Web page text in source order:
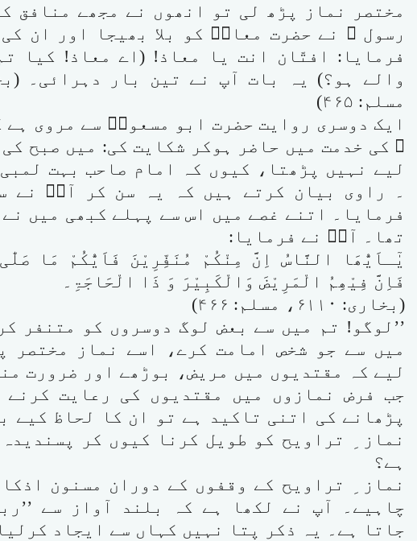
مختصر نماز پڑھ لی تو انھوں نے مجھے منافق
رسول ﷺ نے حضرت معاذؓ کو بلا بھیجا اور ان
فرمایا: افتّان انت یا معاذ! (اے معاذ! کیا
مسلم: ۴۶۵)
ایک دوسری روایت حضرت ابو مسعودؓ سے مروی ہے
ﷺ کی خدمت میں حاضر ہوکر شکایت کی: میں صبح
لیے نہیں پڑھتا، کیوں کہ امام صاحب بہت
۔ راوی بیان کرتے ہیں کہ یہ سن کر آپؐ نے
فرمایا۔ اتنے غصے میں اس سے پہلے کبھی میں
تھا۔ آپؐ نے فرمایا:
یٰٓـاَیُّھَا النَّاسُ اِنَّ مِنْکُمْ مُنَفِّرِیْنَ فَاَیُّکُمْ مَا
فَاِنَّ فِیْھِمُ الْمَرِیْضَ وَالْکَبِیْرَ وَ ذَا الْحَاجَۃِ۔
(بخاری: ۶۱۱۰، مسلم: ۴۶۶)
’’لوگو! تم میں سے بعض لوگ دوسروں کو متنفر
میں سے جو شخص امامت کرے، اسے نماز مختصر
لیے کہ مقتدیوں میں مریض، بوڑھے اور ضرورت
جب فرض نمازوں میں مقتدیوں کی رعایت کرنے
پڑھانے کی اتنی تاکید ہے تو ان کا لحاظ کیے
نماز ِ تراویح کو طویل کرنا کیوں کر
ہے؟
نماز ِ تراویح کے وقفوں کے دوران مسنون
چاہیے۔ آپ نے لکھا ہے کہ بلند آواز سے
جاتا ہے۔ یہ ذکر پتا نہیں کہاں سے ایجاد